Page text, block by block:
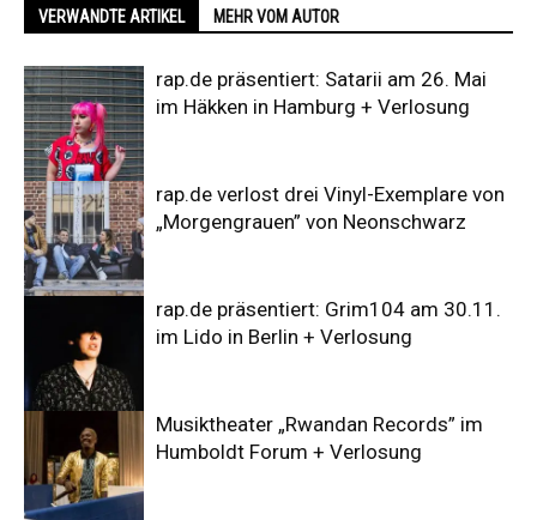
VERWANDTE ARTIKEL MEHR VOM AUTOR
rap.de präsentiert: Satarii am 26. Mai
im Häkken in Hamburg + Verlosung
rap.de verlost drei Vinyl-Exemplare von
„Morgengrauen” von Neonschwarz
rap.de präsentiert: Grim104 am 30.11.
im Lido in Berlin + Verlosung
Musiktheater „Rwandan Records” im
Humboldt Forum + Verlosung